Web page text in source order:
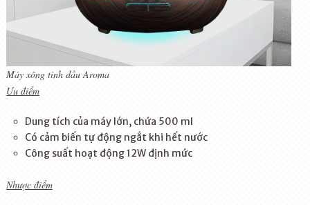
Máy xông tinh dầu Aroma
Ưu điểm
Dung tích của máy lớn, chứa 500 ml
Có cảm biến tự động ngắt khi hết nước
Công suất hoạt động 12W định mức
Nhược điểm